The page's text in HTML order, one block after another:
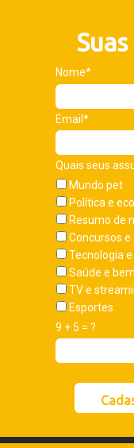
Nome*
Email*
Quais seus
Mundo pet
Política e
Resumo de
Concursos e
Tecnologia
Saúde e
TV e
Esportes
9 + 5 = ?